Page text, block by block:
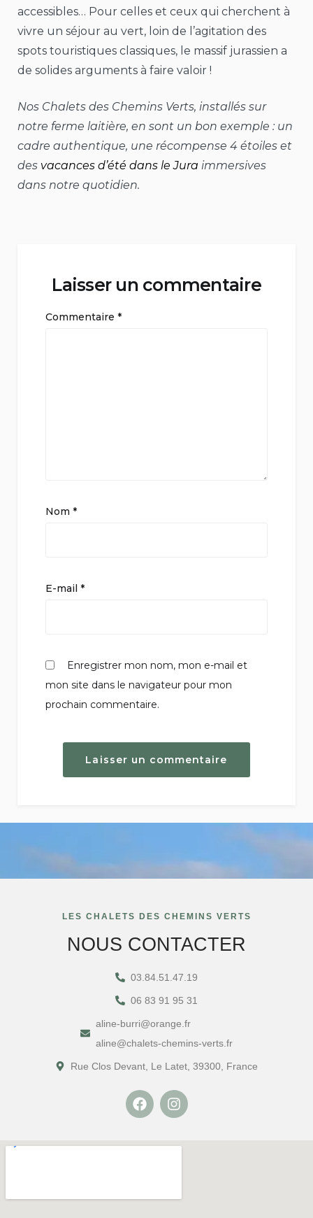
accessibles… Pour celles et ceux qui cherchent à
vivre un séjour au vert, loin de l’agitation des
spots touristiques classiques, le massif jurassien a
de solides arguments à faire valoir !
Nos Chalets des Chemins Verts, installés sur
notre ferme laitière, en sont un bon exemple : un
cadre authentique, une récompense 4 étoiles et
des vacances d’été dans le Jura immersives
dans notre quotidien.
Laisser un commentaire
Commentaire *
Nom *
E-mail *
Enregistrer mon nom, mon e-mail et
mon site dans le navigateur pour mon
prochain commentaire.
LES CHALETS DES CHEMINS VERTS
NOUS CONTACTER
03.84.51.47.19
06 83 91 95 31
aline-burri@orange.fr
aline@chalets-chemins-verts.fr
Rue Clos Devant, Le Latet, 39300, France